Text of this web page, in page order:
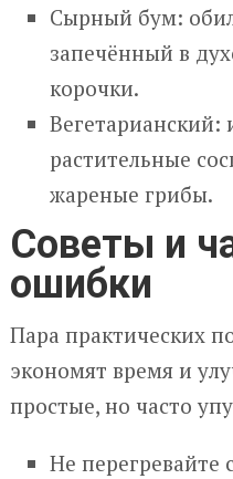
Сырный бум:
запечённый в
корочки.
Вегетарианский:
растительные
жареные грибы.
Советы и
ошибки
Пара практических
экономят время и
простые, но часто
Не перегревайте